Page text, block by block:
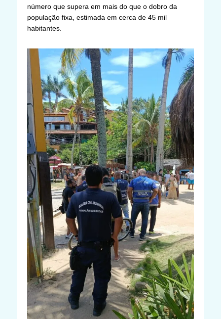
número que supera em mais do que o dobro da
população fixa, estimada em cerca de 45 mil
habitantes.